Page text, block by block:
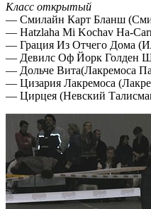
Класс открытый
— Смилайн Карт Бланш
— Hatzlaha Mi Kochav Ha-
— Грация Из Отчего Дома
— Девилс Оф Йорк Голден
— Дольче Вита(Лакремоса
— Цизария Лакремоса
— Цирцея (Невский